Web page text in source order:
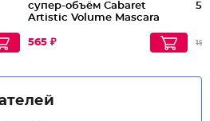
супер-объём Cabaret
Artistic Volume Mascara
565 ₽
5p
195